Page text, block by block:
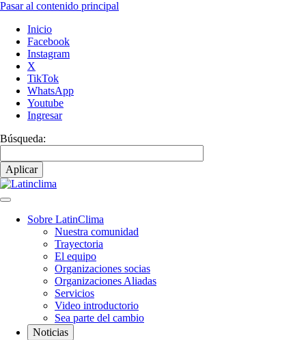
Pasar al contenido principal
Inicio
Facebook
Instagram
X
TikTok
WhatsApp
Youtube
Ingresar
Búsqueda:
Navegación
Sobre LatinClima
Nuestra comunidad
Trayectoria
El equipo
Organizaciones socias
Organizaciones Aliadas
Servicios
Video introductorio
Sea parte del cambio
Noticias